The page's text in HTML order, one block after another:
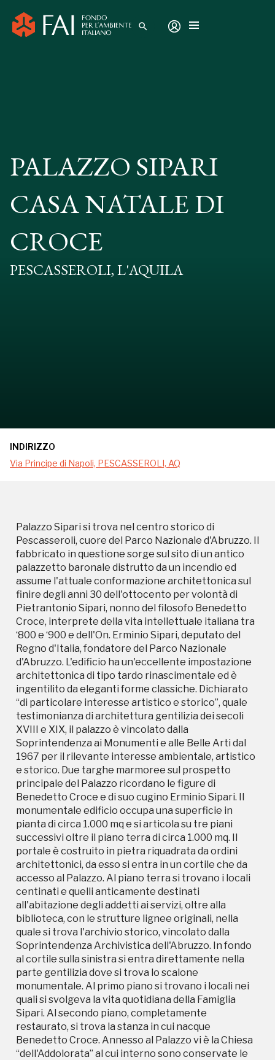
search
PALAZZO SIPARI
CASA NATALE DI
CROCE
PESCASSEROLI, L'AQUILA
INDIRIZZO
Via Principe di Napoli, PESCASSEROLI, AQ
Palazzo Sipari si trova nel centro storico di
Pescasseroli, cuore del Parco Nazionale d'Abruzzo. Il
fabbricato in questione sorge sul sito di un antico
palazzetto baronale distrutto da un incendio ed
assume l'attuale conformazione architettonica sul
finire degli anni 30 dell'ottocento per volontà di
Pietrantonio Sipari, nonno del filosofo Benedetto
Croce, interprete della vita intellettuale italiana tra
‘800 e ‘900 e dell'On. Erminio Sipari, deputato del
Regno d'Italia, fondatore del Parco Nazionale
d'Abruzzo. L'edificio ha un'eccellente impostazione
architettonica di tipo tardo rinascimentale ed è
ingentilito da eleganti forme classiche. Dichiarato
“di particolare interesse artistico e storico”, quale
testimonianza di architettura gentilizia dei secoli
XVIII e XIX, il palazzo è vincolato dalla
Soprintendenza ai Monumenti e alle Belle Arti dal
1967 per il rilevante interesse ambientale, artistico
e storico. Due targhe marmoree sul prospetto
principale del Palazzo ricordano le figure di
Benedetto Croce e di suo cugino Erminio Sipari. Il
monumentale edificio occupa una superficie in
pianta di circa 1.000 mq e si articola su tre piani
successivi oltre il piano terra di circa 1.000 mq. Il
portale è costruito in pietra riquadrata da ordini
architettonici, da esso si entra in un cortile che da
accesso al Palazzo. Al piano terra si trovano i locali
centinati e quelli anticamente destinati
all'abitazione degli addetti ai servizi, oltre alla
biblioteca, con le strutture lignee originali, nella
quale si trova l'archivio storico, vincolato dalla
Soprintendenza Archivistica dell'Abruzzo. In fondo
al cortile sulla sinistra si entra direttamente nella
parte gentilizia dove si trova lo scalone
monumentale. Al primo piano si trovano i locali nei
quali si svolgeva la vita quotidiana della Famiglia
Sipari. Al secondo piano, completamente
restaurato, si trova la stanza in cui nacque
Benedetto Croce. Annesso al Palazzo vi è la Chiesa
“dell'Addolorata” al cui interno sono conservate le